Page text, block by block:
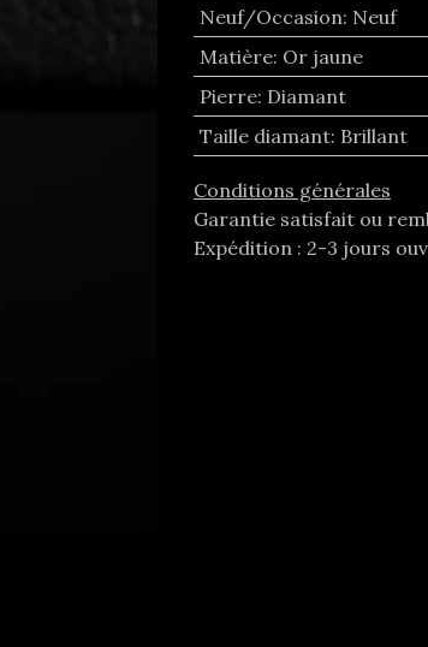
Neuf/Occasion: Neuf
Matière: Or jaune
Pierre: Diamant
Taille diamant: Brillant
Conditions générales
Garantie satisfait ou
Expédition : 2-3 jours